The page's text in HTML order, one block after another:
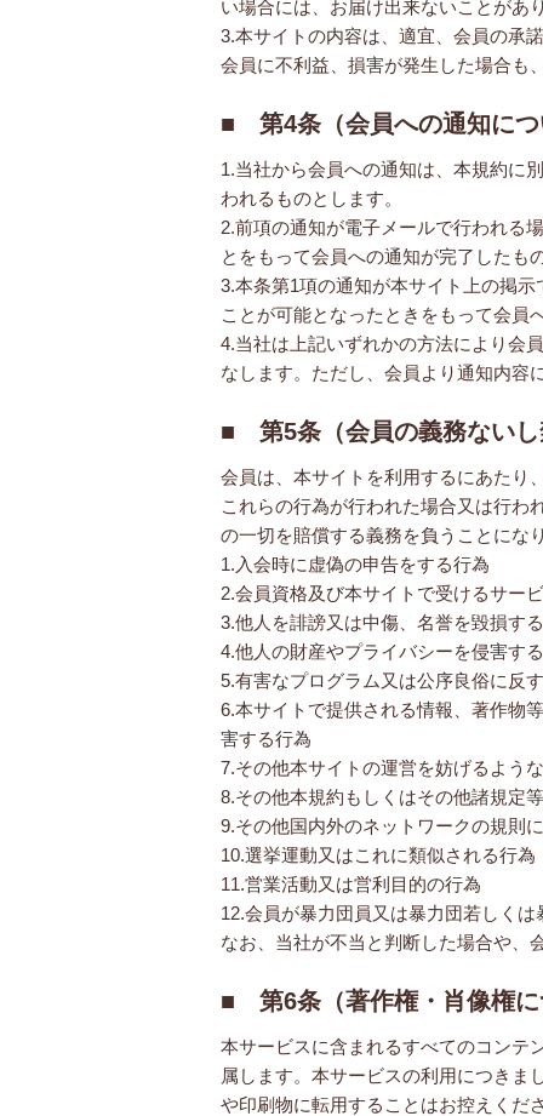
い場合には、お届け出来ないことがあ
3.本サイトの内容は、適宜、会員の承
会員に不利益、損害が発生した場合も
■ 第4条（会員への通知につ
1.当社から会員への通知は、本規約に
われるものとします。
2.前項の通知が電子メールで行われる
とをもって会員への通知が完了したも
3.本条第1項の通知が本サイト上の掲
ことが可能となったときをもって会員
4.当社は上記いずれかの方法により会
なします。ただし、会員より通知内容
■ 第5条（会員の義務ないし
会員は、本サイトを利用するにあたり
これらの行為が行われた場合又は行わ
の一切を賠償する義務を負うことにな
1.入会時に虚偽の申告をする行為
2.会員資格及び本サイトで受けるサー
3.他人を誹謗又は中傷、名誉を毀損す
4.他人の財産やプライバシーを侵害す
5.有害なプログラム又は公序良俗に反
6.本サイトで提供される情報、著作物
害する行為
7.その他本サイトの運営を妨げるよう
8.その他本規約もしくはその他諸規定
9.その他国内外のネットワークの規則
10.選挙運動又はこれに類似される行為
11.営業活動又は営利目的の行為
12.会員が暴力団員又は暴力団若しく
なお、当社が不当と判断した場合や、
■ 第6条（著作権・肖像権に
本サービスに含まれるすべてのコンテ
属します。本サービスの利用につきま
や印刷物に転用することはお控えくださ